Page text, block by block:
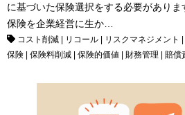
に基づいた保険選択をする必要があり
保険を企業経営に生か…
コスト削減 | リコール | リスクマネジメント |
保険 | 保険料削減 | 保険的価値 | 財務管理 | 賠償